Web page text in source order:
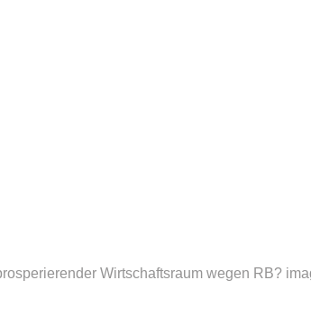
Wirtschaftsraum wegen RB?